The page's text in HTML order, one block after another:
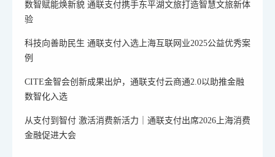
数智赋能焕新貌 通联支付携手东平湖文旅打造智慧文旅新体
验
科技向善助民生 通联支付入选上海互联网业2025公益优秀案
例
CITE金智会创新成果出炉，通联支付云商通2.0以助推金融
数智化入选
从支付到智付 激活消费新活力｜通联支付出席2026上海消费
金融促进大会